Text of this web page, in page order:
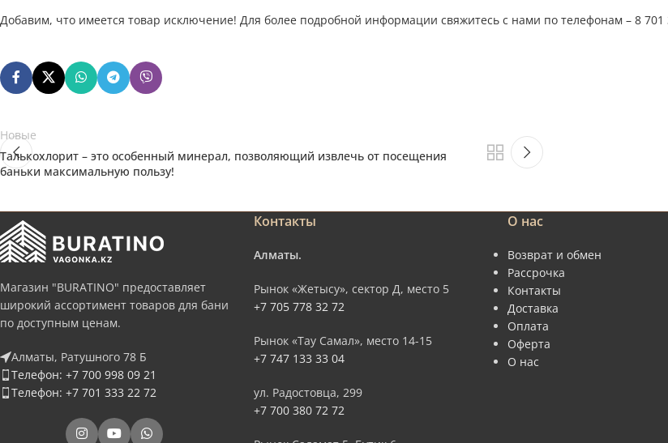
Добавим, что имеется товар исключение! Для более подробной информации свяжитесь с нами по телефонам – 8 701
Новые
Талькохлорит – это особенный минерал, позволяющий извлечь от посещения
баньки максимальную пользу!
Магазин "BURATINO" предоставляет
широкий ассортимент товаров для бани
по доступным ценам.
Алматы, Ратушного 78 Б
Телефон: +7 700 998 09 21
Телефон: +7 701 333 22 72
Контакты
Алматы.
Рынок «Жетысу», сектор Д, место 5
+7 705 778 32 72
Рынок «Тау Самал», место 14-15
+7 747 133 33 04
ул. Радостовца, 299
+7 700 380 72 72
О нас
Возврат и обмен
Рассрочка
Контакты
Доставка
Оплата
Оферта
О нас